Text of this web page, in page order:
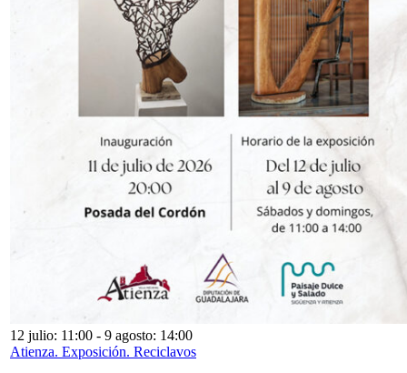
12 julio: 11:00 - 9 agosto: 14:00
Atienza. Exposición. Reciclavos